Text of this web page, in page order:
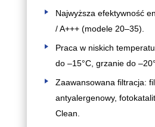
Najwyższa efektywność
/ A+++ (modele 20–35).
Praca w niskich
do –15°C, grzanie do
Zaawansowana filtracja:
antyalergenowy,
Clean.